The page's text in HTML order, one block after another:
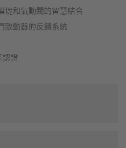
塊和氣動閥的智慧結合
致動器的反饋系統
認證